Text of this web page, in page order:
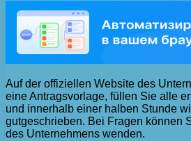
Auf der offiziellen Website des
eine Antragsvorlage, füllen Sie alle
und innerhalb einer halben Stunde
gutgeschrieben. Bei Fragen können
des Unternehmens wenden.